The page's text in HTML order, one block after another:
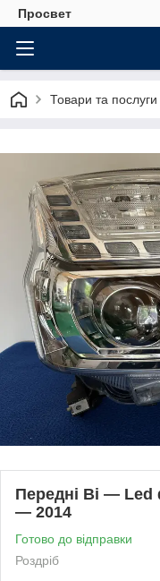
Просвет
Товари та послуги
Передні Bi — Led
— 2014
Готово до відправки
Роздріб